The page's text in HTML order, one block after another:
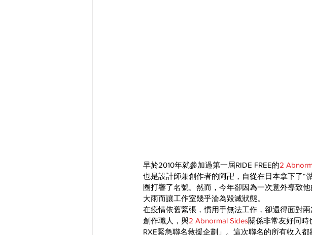
早於2010年就參加過第一屆RIDE FREE的2
也是設計師兼創作者的阿卍，自從在日本拿下了“
圈打響了名號。然而，今年卻因為一次意外導致
大雨而讓工作室幾乎淪為毀滅狀態。
在疫情依舊緊張，慣用手無法工作，卻還得面對
創作職人，與2 Abnormal Sides關係非常友好同時
RXE緊急聯名救援企劃」。這次聯名的所有收入